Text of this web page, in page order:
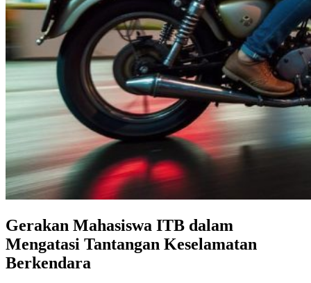
Gerakan Mahasiswa ITB dalam
Mengatasi Tantangan Keselamatan
Berkendara